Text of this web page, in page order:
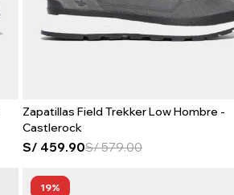
Zapatillas Field Trekker Low Hombre -
Castlerock
S/ 459.90S/579.00
19